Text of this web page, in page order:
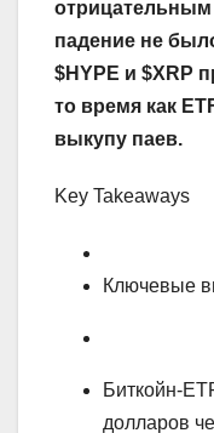
отрицательным
падение не
$HYPE и $XRP
то время как
выкупу паев.
Key Takeaways
Ключевые
Биткойн-
долларов